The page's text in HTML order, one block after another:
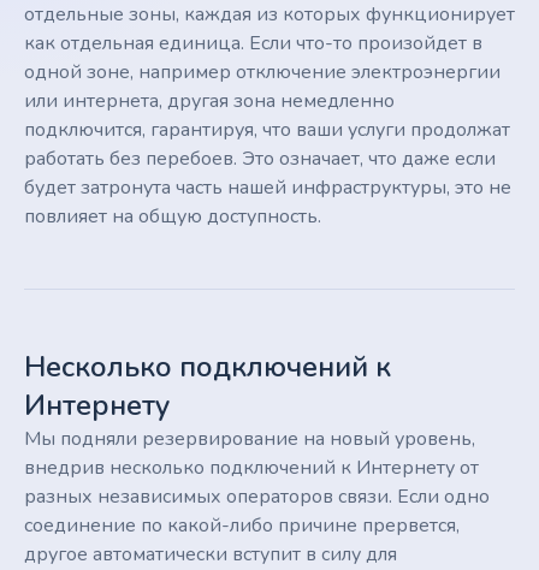
отдельные зоны, каждая из которых функционирует
как отдельная единица. Если что-то произойдет в
одной зоне, например отключение электроэнергии
или интернета, другая зона немедленно
подключится, гарантируя, что ваши услуги продолжат
работать без перебоев. Это означает, что даже если
будет затронута часть нашей инфраструктуры, это не
повлияет на общую доступность.
Несколько подключений к
Интернету
Мы подняли резервирование на новый уровень,
внедрив несколько подключений к Интернету от
разных независимых операторов связи. Если одно
соединение по какой-либо причине прервется,
другое автоматически вступит в силу для